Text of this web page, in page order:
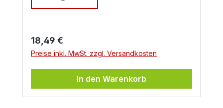
Regulärer Preis:
18,49 €
Preise inkl. MwSt. zzgl. Versandkosten
In den Warenkorb